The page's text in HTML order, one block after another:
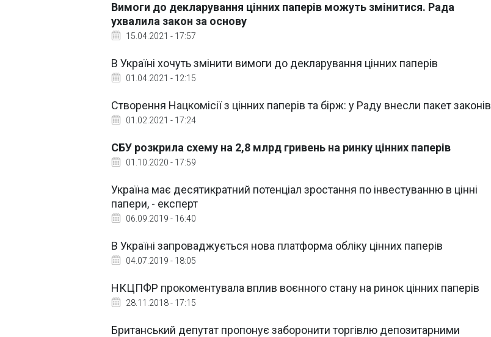
Вимоги до декларування цінних паперів можуть змінитися. Рада
ухвалила закон за основу
15.04.2021 - 17:57
В Україні хочуть змінити вимоги до декларування цінних паперів
01.04.2021 - 12:15
Створення Нацкомісії з цінних паперів та бірж: у Раду внесли пакет законів
01.02.2021 - 17:24
СБУ розкрила схему на 2,8 млрд гривень на ринку цінних паперів
01.10.2020 - 17:59
Україна має десятикратний потенціал зростання по інвестуванню в цінні
папери, - експерт
06.09.2019 - 16:40
В Україні запроваджується нова платформа обліку цінних паперів
04.07.2019 - 18:05
НКЦПФР прокоментувала вплив воєнного стану на ринок цінних паперів
28.11.2018 - 17:15
Британський депутат пропонує заборонити торгівлю депозитарними